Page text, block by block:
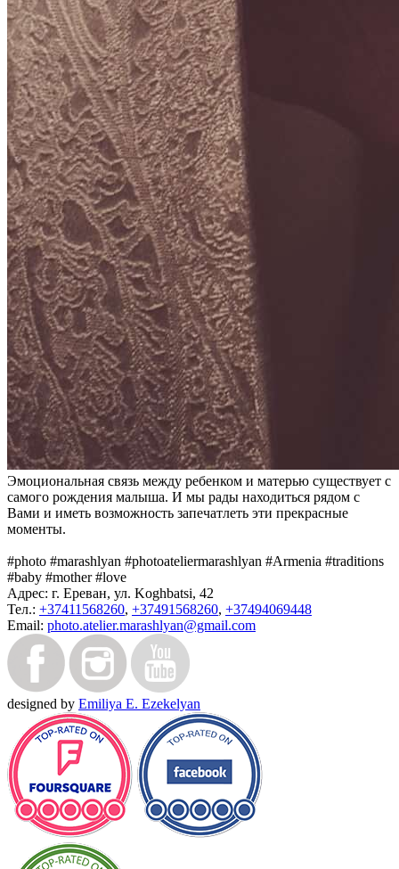
Эмоциональная связь между ребенком и матерью существует с
самого рождения малыша. И мы рады находиться рядом с
Вами и иметь возможность запечатлеть эти прекрасные
моменты.
#photo #marashlyan #photoateliermarashlyan #Armenia #traditions
#baby #mother #love
Адрес: г. Ереван, ул. Koghbatsi, 42
Тел.: +37411568260, +37491568260, +37494069448
Email: photo.atelier.marashlyan@gmail.com
designed by Emiliya E. Ezekelyan